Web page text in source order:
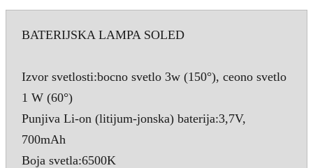
BATERIJSKA LAMPA SOLED
Izvor svetlosti:bocno svetlo 3w (150°), ceono svetlo
1 W (60°)
Punjiva Li-on (litijum-jonska) baterija:3,7V,
700mAh
Boja svetla:6500K